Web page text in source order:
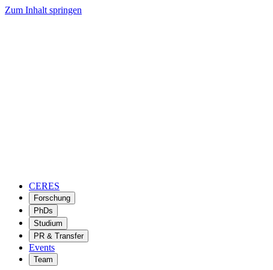
Zum Inhalt springen
CERES
Forschung
PhDs
Studium
PR & Transfer
Events
Team